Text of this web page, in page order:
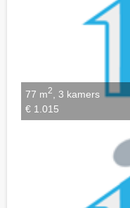
77 m2
, 3 kamers
€ 1.015